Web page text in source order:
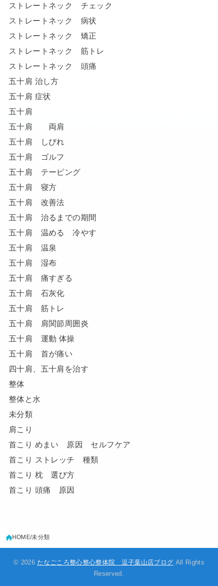
ストレートネック チェック
ストレートネック 病状
ストレートネック 矯正
ストレートネック 筋トレ
ストレートネック 頭痛
五十肩 治し方
五十肩 症状
五十肩
五十肩 両肩
五十肩 しびれ
五十肩 ゴルフ
五十肩 テーピング
五十肩 寝方
五十肩 改善法
五十肩 治るまでの期間
五十肩 温める 冷やす
五十肩 温泉
五十肩 湿布
五十肩 痛すぎる
五十肩 石灰化
五十肩 筋トレ
五十肩 肩関節周囲炎
五十肩 運動 体操
五十肩 首が痛い
四十肩、五十肩を治す
整体
整体と水
未分類
肩こり
首こり めまい 原因 セルフケア
首こり ストレッチ 種類
首こり 枕 選び方
首こり 頭痛 原因
HOME 未分類
© 2026 たなごころ整心整心整体院 逗子葉山店ブログ All Rights
Reserved.